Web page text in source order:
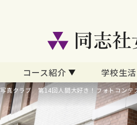
コース紹介 学校生活
写真クラブ 第14回人間大好き！フォトコン